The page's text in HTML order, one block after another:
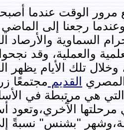
مرور الوقت عندما
رجعنا إلى
السماوية
والعملية، وقد
وخلال تلك الأيام
المصري
القديم مجتمعًا
هي مرتبطة في
الآُخري،وتعود
"بشنس" نسبةً